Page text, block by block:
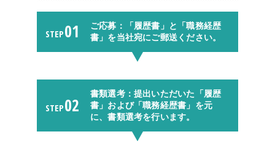
STEP01
ご応募：「履歴書」と「職務経歴
書」を当社宛にご郵送ください。
STEP02
書類選考：提出いただいた「履歴
書」および「職務経歴書」を元
に、書類選考を行います。